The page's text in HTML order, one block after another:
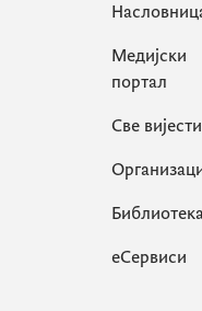
Медијски
портал
Све вијести
еСервиси